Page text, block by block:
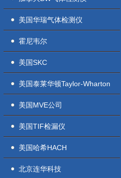
美国华瑞气体检测仪
霍尼韦尔
美国SKC
美国泰莱华顿Taylor-Wharton
美国MVE公司
美国TIF检漏仪
美国哈希HACH
北京连华科技